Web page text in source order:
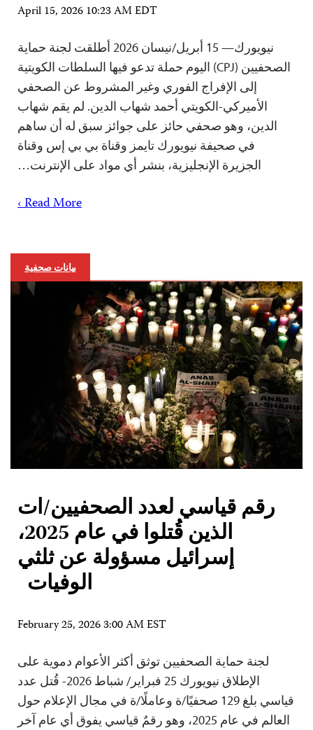
April 15, 2026 10:23 AM EDT
نيويورك— 15 أبريل/نيسان 2026 أطلقت لجنة حماية
الصحفيين (CPJ) اليوم حملة تدعو فيها السلطات الكويتية
إلى الإفراج الفوري وغير المشروط عن الصحفي
الأميركي-الكويتي أحمد شهاب الدين. لم يقم شهاب
الدين، وهو صحفي حائز على جوائز سبق له أن ساهم
في صحيفة نيويورك تايمز وقناة بي بي إس وقناة
الجزيرة الإنجليزية، بنشر أي مواد على الإنترنت…
Read More ›
بيانات صحفية
رقم قياسي لعدد الصحفيين/ات
الذين قُتلوا في عام 2025،
إسرائيل مسؤولة عن ثلثي
الوفيات
February 25, 2026 3:00 AM EST
لجنة حماية الصحفيين توثق أكثر الأعوام دموية على
الإطلاق نيويورك 25 فبراير/ شباط 2026- قُتل عدد
قياسي بلغ 129 صحفيًا/ة وعاملًا/ة في مجال الإعلام حول
العالم في عام 2025، وهو رقمٌ قياسي يفوق أي عام آخر